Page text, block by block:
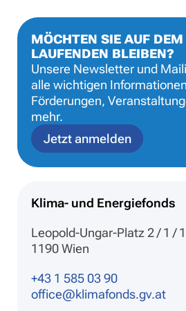
MÖCHTEN SIE AUF DEM
LAUFENDEN BLEIBEN?
Unsere Newsletter und
alle wichtigen
Förderungen,
mehr.
Jetzt anmelden
Klima- und Energiefonds
Leopold-Ungar-Platz 2 / 1 /
1190 Wien
+43 1 585 03 90
office@klimafonds.gv.at